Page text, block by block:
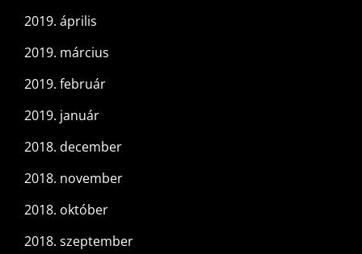
2019. április
2019. március
2019. február
2019. január
2018. december
2018. november
2018. október
2018. szeptember